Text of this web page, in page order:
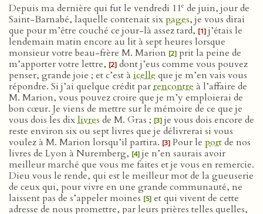
Depuis ma dernière qui fut le vendredi 11e de juin, jour de
Saint-Barnabé, laquelle contenait sixpages, je vous dirai
que pour m’être couché ce jour-là assez tard, [1] j’étais le
lendemain matin encore au lit à sept heures lorsque
monsieur votre beau-frère M. Marion [2] prit la peine de
m’apporter votre lettre, [2] dont j’eus comme vous pouvez
penser, grande joie ; et c’est à icelle que je m’en vais vous
répondre. Si j’ai quelque crédit parrencontre à l’affaire de
M. Marion, vous pouvez croire que je m’y emploierai de
bon cœur. Je viens de mettre sur le mémoire de ce que je
vous dois les dixlivres de M. Gras ; [3] je vous dois encore de
reste environ six ou sept livres que je délivrerai si vous
voulez à M. Marion lorsqu’il partira. [3] Pour le portde nos
livres de Lyon à Nuremberg, [4] je n’en saurais avoir
meilleur marché que vous me faites et je vous en remercie.
Dieu vous le rende, qui est le meilleur mot de la gueuserie
de ceux qui, pour vivre en une grande communauté, ne
laissent pas de s’appeler moines [5] et qui vivent de cette
adresse de nous promettre, par leurs prières telles quelles,